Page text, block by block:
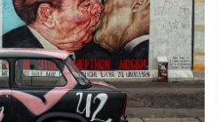
di luci e di profumi. Berlino ne